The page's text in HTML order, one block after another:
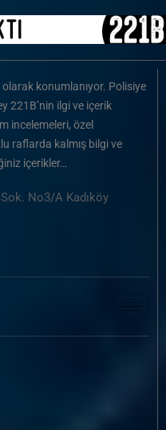
konumlanıyor. Polisiye
221B’nin ilgi ve içerik
incelemeleri, özel
raflarda kalmış bilgi ve
içerikler…
No3/A Kadıköy